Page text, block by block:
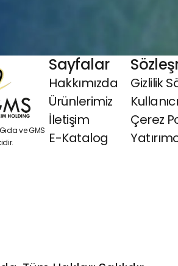
ve GMS
Sayfalar
Hakkımızda
Ürünlerimiz
İletişim
E-Katalog
Gizlilik
Çerez